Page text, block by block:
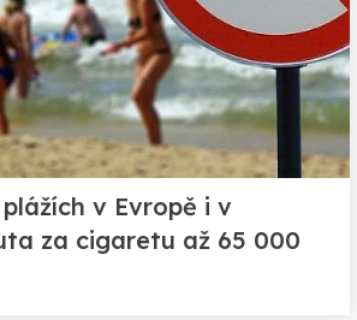
v Evropě i v
za cigaretu až 65 000